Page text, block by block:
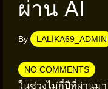
ผ่าน AI
By LALIKA69_ADMIN
NO COMMENTS
ในช่วงไม่กี่ปีที่ผ่านม